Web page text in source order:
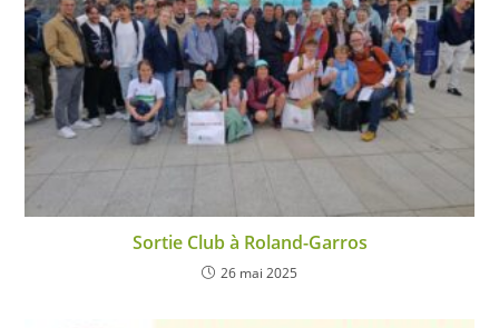
Sortie Club à Roland-Garros
26 mai 2025